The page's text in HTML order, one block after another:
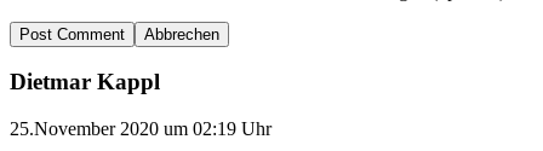
Abbrechen
Dietmar Kappl
25.November 2020 um 02:19 Uhr